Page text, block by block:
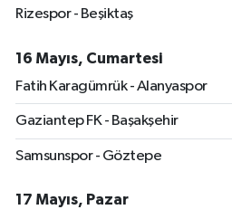
Rizespor - Beşiktaş
16 Mayıs, Cumartesi
Fatih Karagümrük - Alanyaspor
Gaziantep FK - Başakşehir
Samsunspor - Göztepe
17 Mayıs, Pazar